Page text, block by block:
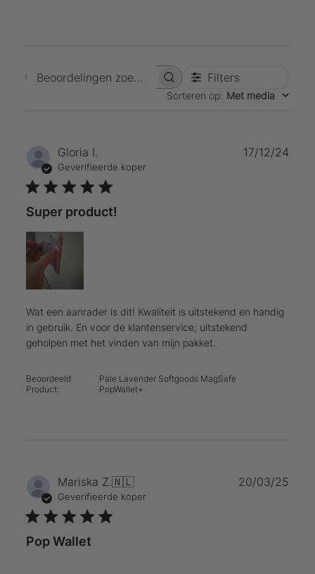
Beoordelingen zoekenFilters
Sorteren op: Met media
Gloria I.
Geverifieerde koper
Super product!
Wat een aanrader is dit! Kwaliteit is uitstekend en handig
in gebruik. En voor de klantenservice; uitstekend
geholpen met het vinden van mijn pakket.
Beoordeeld
Product:
Pale Lavender Softgoods MagSafe
PopWallet+
17/12/24
Mariska Z.🇳🇱
Geverifieerde koper
Pop Wallet
20/03/25